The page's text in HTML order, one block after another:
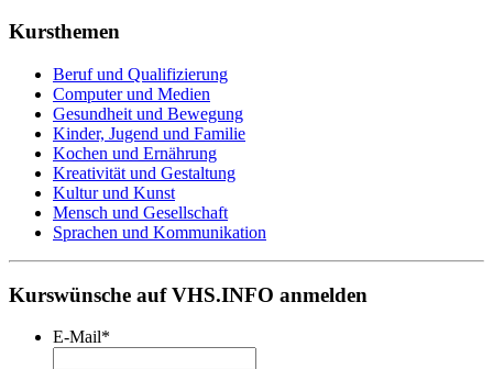
Kursthemen
Beruf und Qualifizierung
Computer und Medien
Gesundheit und Bewegung
Kinder, Jugend und Familie
Kochen und Ernährung
Kreativität und Gestaltung
Kultur und Kunst
Mensch und Gesellschaft
Sprachen und Kommunikation
Kurswünsche auf VHS.INFO anmelden
E-Mail*